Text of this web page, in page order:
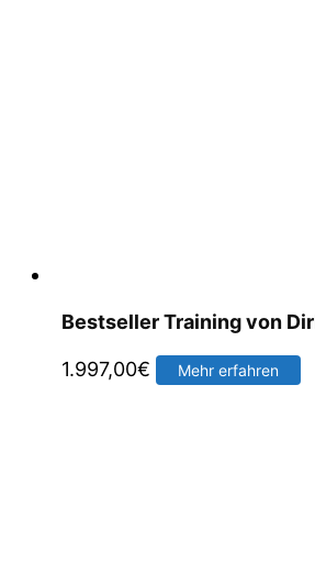
Bestseller Training von
1.997,00€ Mehr erfahren